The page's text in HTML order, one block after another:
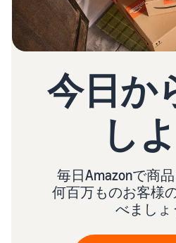
今日か
し
毎日Amazonで商
何百万ものお客様
べましょ